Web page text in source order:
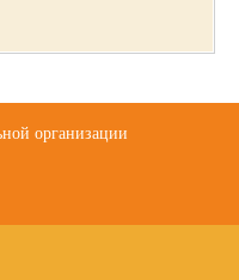
организации